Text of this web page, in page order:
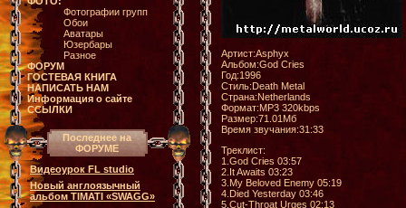
Фотографии групп
Обои
Аватары
Юзербары
Разное
ФОРУМ
ГОСТЕВАЯ КНИГА
НАПИСАТЬ НАМ
Информация о сайте
ССЫЛКИ
Последнее на
ФОРУМЕ
Видеоурок FL studio
Новый англоязычный
альбом TIMATI «SWAGG»
Артист:Asphyx
Альбом:God Cries
Год:1996
Стиль:Death Metal
Страна:Netherlands
Формат:MP3 320kbps
Размер:71.01Мб
Время звучания:31:33
Треклист:
1.God Cries 03:57
2.It Awaits 03:23
3.My Beloved Enemy 05:19
4.Died Yesterday 03:46
5.Cut-Throat Urges 02:13